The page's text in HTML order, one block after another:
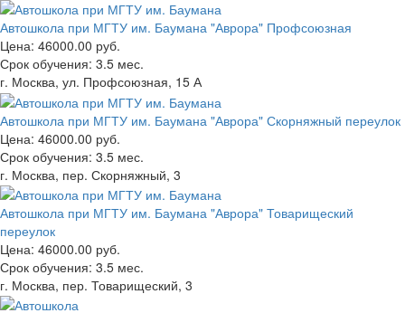
Автошкола при МГТУ им. Баумана "Аврора" Профсоюзная
Цена: 46000.00 руб.
Срок обучения: 3.5 мес.
г. Москва, ул. Профсоюзная, 15 А
Автошкола при МГТУ им. Баумана "Аврора" Скорняжный переулок
Цена: 46000.00 руб.
Срок обучения: 3.5 мес.
г. Москва, пер. Скорняжный, 3
Автошкола при МГТУ им. Баумана "Аврора" Товарищеский
переулок
Цена: 46000.00 руб.
Срок обучения: 3.5 мес.
г. Москва, пер. Товарищеский, 3